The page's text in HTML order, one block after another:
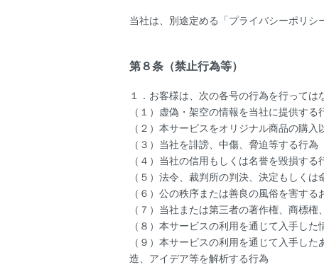
当社は、別途定める「プライバシーポリシ
第８条（禁止行為等）
１．お客様は、次の各号の行為を行っては
（１）虚偽・架空の情報を当社に提供する
（２）本サービスをオリジナル商品の購
（３）当社を誹謗、中傷、脅迫等する行為
（４）当社の信用もしくは名誉を毀損す
（５）法令、裁判所の判決、決定もしく
（６）公の秩序または善良の風俗を害する
（７）当社または第三者の著作権、商標
（８）本サービスの利用を通じて入手し
（９）本サービスの利用を通じて入手し
造、アイデア等を解析する行為